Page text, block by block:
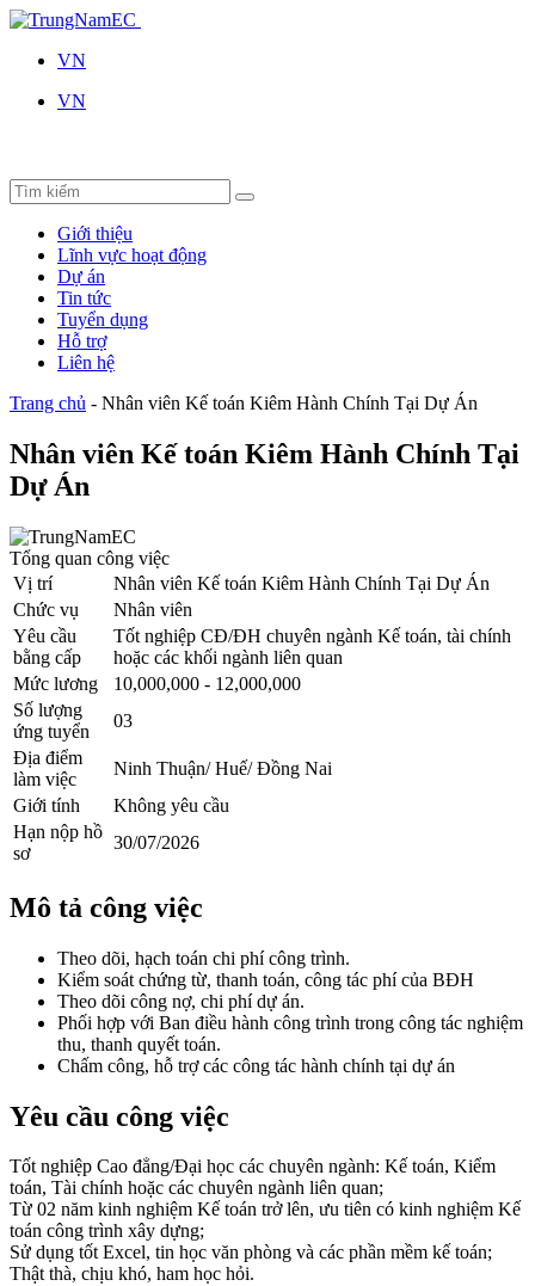
VN
VN
Giới thiệu
Lĩnh vực hoạt động
Dự án
Tin tức
Tuyển dụng
Hỗ trợ
Liên hệ
Trang chủ - Nhân viên Kế toán Kiêm Hành Chính Tại Dự Án
Nhân viên Kế toán Kiêm Hành Chính Tại
Dự Án
Tổng quan công việc
Vị trí
Nhân viên Kế toán Kiêm Hành Chính Tại Dự Án
Chức vụ
Nhân viên
Yêu cầu
bằng cấp
Tốt nghiệp CĐ/ĐH chuyên ngành Kế toán, tài chính
hoặc các khối ngành liên quan
Mức lương
10,000,000 - 12,000,000
Số lượng
ứng tuyển
03
Địa điểm
làm việc
Ninh Thuận/ Huế/ Đồng Nai
Giới tính
Không yêu cầu
Hạn nộp hồ
sơ
30/07/2026
Mô tả công việc
Theo dõi, hạch toán chi phí công trình.
Kiểm soát chứng từ, thanh toán, công tác phí của BĐH
Theo dõi công nợ, chi phí dự án.
Phối hợp với Ban điều hành công trình trong công tác nghiệm
thu, thanh quyết toán.
Chấm công, hỗ trợ các công tác hành chính tại dự án
Yêu cầu công việc
Tốt nghiệp Cao đẳng/Đại học các chuyên ngành: Kế toán, Kiểm
toán, Tài chính hoặc các chuyên ngành liên quan;
Từ 02 năm kinh nghiệm Kế toán trở lên, ưu tiên có kinh nghiệm Kế
toán công trình xây dựng;
Sử dụng tốt Excel, tin học văn phòng và các phần mềm kế toán;
Thật thà, chịu khó, ham học hỏi.